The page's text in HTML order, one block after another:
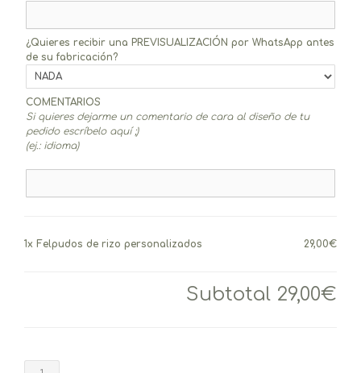
¿Quieres recibir una PREVISUALIZACIÓN por WhatsApp antes
de su fabricación?
COMENTARIOS
Si quieres dejarme un comentario de cara al diseño de tu
pedido escríbelo aquí ;)
(ej.: idioma)
1x Felpudos de rizo personalizados 29,00€
Subtotal 29,00€
Felpudos